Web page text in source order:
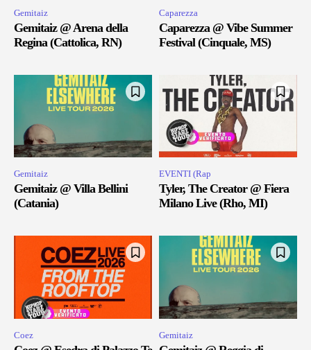
Gemitaiz
Gemitaiz @ Arena della
Regina (Cattolica, RN)
Caparezza
Caparezza @ Vibe Summer
Festival (Cinquale, MS)
Gemitaiz
Gemitaiz @ Villa Bellini
(Catania)
EVENTI (Rap
Tyler, The Creator @ Fiera
Milano Live (Rho, MI)
Coez Gemitaiz